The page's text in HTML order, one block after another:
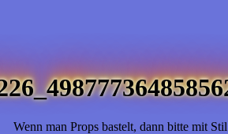
Wenn man Props bastelt, dann bitte mit